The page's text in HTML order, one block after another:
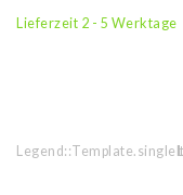
Lieferzeit 2 - 5 Werktage